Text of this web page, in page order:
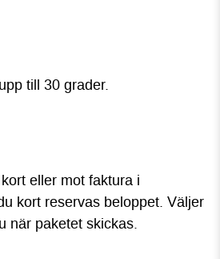
till 30 grader.
eller mot faktura i
kort reservas beloppet. Väljer
när paketet skickas.